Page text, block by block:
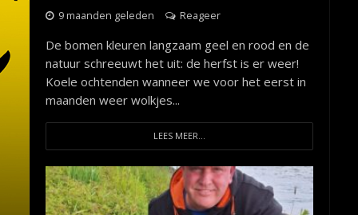
9 maanden geleden Reageer
De bomen kleuren langzaam geel en rood en de
natuur schreeuwt het uit: de herfst is er weer!
Koele ochtenden wanneer we voor het eerst in
maanden weer wolkjes...
LEES MEER...